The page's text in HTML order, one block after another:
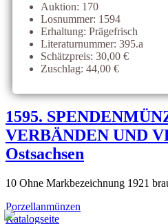
Auktion: 170
Losnummer: 1594
Erhaltung: Prägefrisch
Literaturnummer: 395.a
Schätzpreis: 30,00 €
Zuschlag: 44,00 €
1595.
VERBÄNDEN UND
Ostsachsen
10 Ohne Markbezeichnung 1921
Porzellanmünzen
Katalogseite